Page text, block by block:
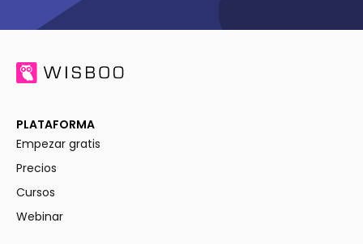
PLATAFORMA
Empezar gratis
Precios
Cursos
Webinar